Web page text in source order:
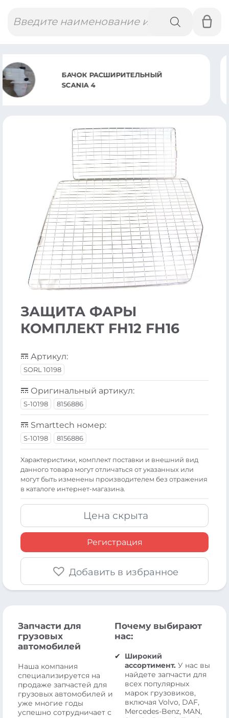
товаров
ПНЕВМОБАЛЛОН В СБОРЕ
ЗАЩИТА ФАРЫ
КОМПЛЕКТ FH12 FH16
Артикул:
SORL 10198
Оригинальный артикул:
S-10198 8156886
Smarttech номер:
S-10198 8156886
Xарактеристики, комплект поставки и внешний вид
данного товара могут отличаться от указанных или
могут быть изменены производителем без отражения
в каталоге интернет-магазина.
Цена скрыта
Регистрация
Добавить в избранное
Запчасти для
грузовых
автомобилей
Наша компания
специализируется на
продаже запчастей для
грузовых автомобилей и
уже многие годы
успешно сотрудничает с
Почему выбирают
нас:
Широкий
ассортимент. У нас вы
найдете запчасти для
всех популярных
марок грузовиков,
включая Volvo, DAF,
Mercedes-Benz, MAN,